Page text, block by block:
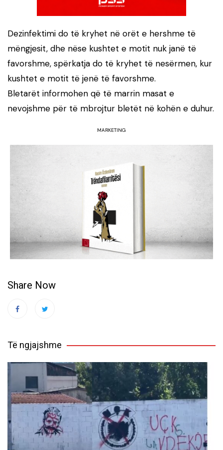
Dezinfektimi do të kryhet në orët e hershme të
mëngjesit, dhe nëse kushtet e motit nuk janë të
favorshme, spërkatja do të kryhet të nesërmen, kur
kushtet e motit të jenë të favorshme.
Bletarët informohen që të marrin masat e
nevojshme për të mbrojtur bletët në kohën e duhur.
MARKETING
Share Now
Të ngjajshme